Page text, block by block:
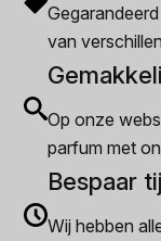
van
Op onze
parfum met
Bespaar
Wij hebben